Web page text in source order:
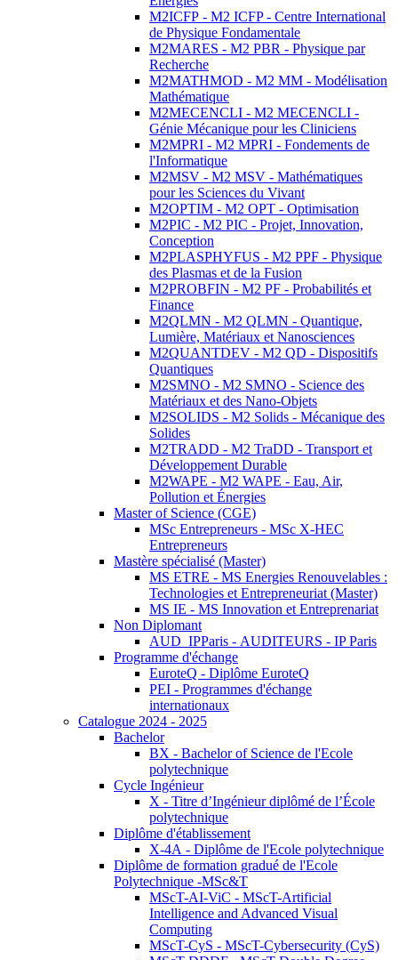
M2ICFP - M2 ICFP - Centre International
de Physique Fondamentale
M2MARES - M2 PBR - Physique par
Recherche
M2MATHMOD - M2 MM - Modélisation
Mathématique
M2MECENCLI - M2 MECENCLI -
Génie Mécanique pour les Cliniciens
M2MPRI - M2 MPRI - Fondements de
l'Informatique
M2MSV - M2 MSV - Mathématiques
pour les Sciences du Vivant
M2OPTIM - M2 OPT - Optimisation
M2PIC - M2 PIC - Projet, Innovation,
Conception
M2PLASPHYFUS - M2 PPF - Physique
des Plasmas et de la Fusion
M2PROBFIN - M2 PF - Probabilités et
Finance
M2QLMN - M2 QLMN - Quantique,
Lumière, Matériaux et Nanosciences
M2QUANTDEV - M2 QD - Dispositifs
Quantiques
M2SMNO - M2 SMNO - Science des
Matériaux et des Nano-Objets
M2SOLIDS - M2 Solids - Mécanique des
Solides
M2TRADD - M2 TraDD - Transport et
Développement Durable
M2WAPE - M2 WAPE - Eau, Air,
Pollution et Énergies
Master of Science (CGE)
MSc Entrepreneurs - MSc X-HEC
Entrepreneurs
Mastère spécialisé (Master)
MS ETRE - MS Energies Renouvelables :
Technologies et Entrepreneuriat (Master)
MS IE - MS Innovation et Entreprenariat
Non Diplomant
AUD_IPParis - AUDITEURS - IP Paris
Programme d'échange
EuroteQ - Diplôme EuroteQ
PEI - Programmes d'échange
internationaux
Catalogue 2024 - 2025
Bachelor
BX - Bachelor of Science de l'Ecole
polytechnique
Cycle Ingénieur
X - Titre d’Ingénieur diplômé de l’École
polytechnique
Diplôme d'établissement
X-4A - Diplôme de l'Ecole polytechnique
Diplôme de formation gradué de l'Ecole
Polytechnique -MSc&T
MScT-AI-ViC - MScT-Artificial
Intelligence and Advanced Visual
Computing
MScT-CyS - MScT-Cybersecurity (CyS)